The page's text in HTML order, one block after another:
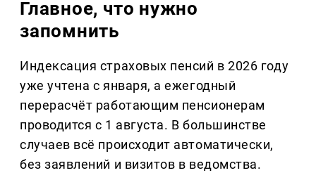
Главное, что нужно
запомнить
Индексация страховых пенсий в 2026 году
уже учтена с января, а ежегодный
перерасчёт работающим пенсионерам
проводится с 1 августа. В большинстве
случаев всё происходит автоматически,
без заявлений и визитов в ведомства.